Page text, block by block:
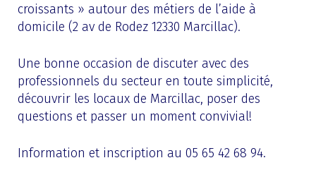
croissants » autour des métiers de l’aide à
domicile (2 av de Rodez 12330 Marcillac).
Une bonne occasion de discuter avec des
professionnels du secteur en toute simplicité,
découvrir les locaux de Marcillac, poser des
questions et passer un moment convivial!
Information et inscription au 05 65 42 68 94.